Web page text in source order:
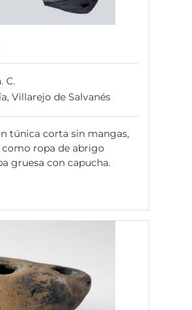
C.
Villarejo de Salvanés
túnica corta sin mangas,
ropa de abrigo
gruesa con capucha.